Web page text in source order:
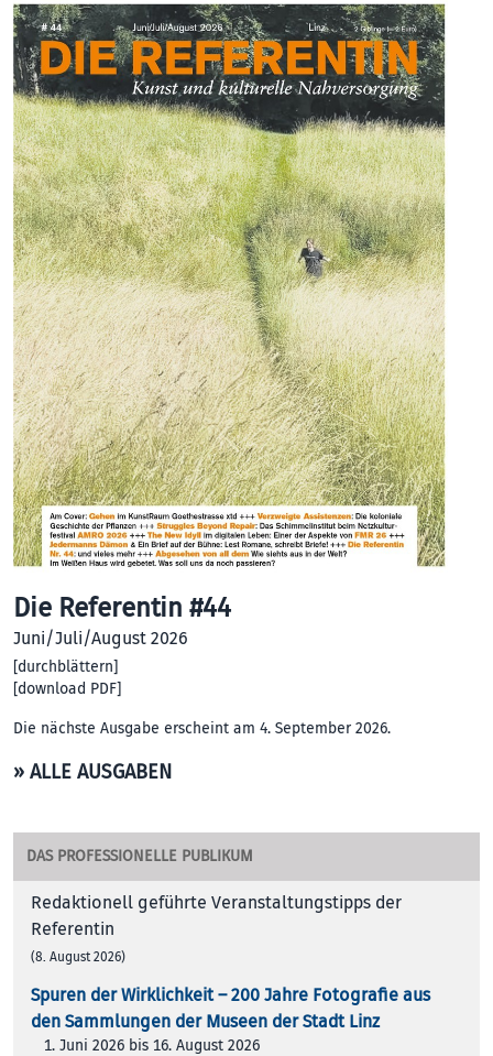
Die Referentin #44
Juni/Juli/August 2026
[durchblättern]
[download PDF]
Die nächste Ausgabe erscheint am 4. September 2026.
» ALLE AUSGABEN
DAS PROFESSIONELLE PUBLIKUM
Redaktionell geführte Veranstaltungstipps der
Referentin
(8. August 2026)
Spuren der Wirklichkeit – 200 Jah­re Foto­gra­fie aus
den Samm­lun­gen der Muse­en der Stadt Linz
1. Juni 2026 bis 16. August 2026